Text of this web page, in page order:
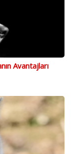
Avantajları